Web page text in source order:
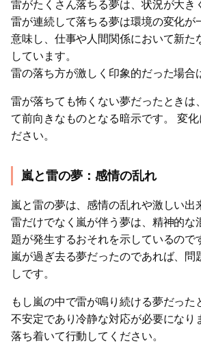
雷がたくさん落ちる夢は、状況が大き
雷が連続して落ちる夢は環境の変化が
意味し、仕事や人間関係において新た
しています。
雷の落ち方が激しく印象的だった場合
雷が落ちても怖くない夢だったときは
て前向きなものとなる暗示です。 変化
ださい。
嵐と雷の夢：感情の乱れ
嵐と雷の夢は、感情の乱れや激しい出
雷だけでなく嵐が伴う夢は、精神的な
題が発生するおそれを示しているので
嵐が過ぎ去る夢だったのであれば、問
しです。
もし嵐の中で雷が鳴り続ける夢だった
不安定であり冷静な対応が必要になり
落ち着いて行動してください。